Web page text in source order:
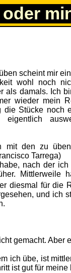
oder
scheint mir
wohl noch
als damals. Ich
wieder mein
die Stücke noch
nach der
Mittlerweile
diesmal für die
und ich
gemacht. Aber
ich übe, ist
ist gut für